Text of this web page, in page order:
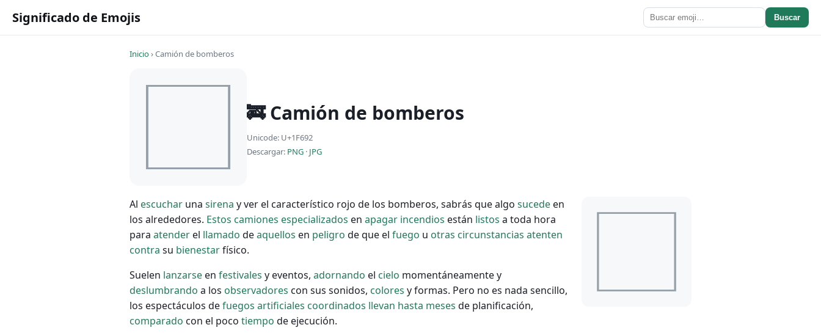
Significado de Emojis Buscar
Inicio›Camión de bomberos
🚒 Camión de bomberos
Unicode: U+1F692
Descargar: PNG · JPG
Al escuchar una sirena y ver el característico rojo de los bomberos, sabrás que algo sucedeen
los alrededores. Estos camiones especializados en apagar incendios están listos a toda hora
para atenderel llamado deaquellos en peligro de que el fuego u otras circunstancias atenten
contra su bienestarfísico.
Suelen lanzarseen festivales y eventos, adornando el cielo momentáneamente y
deslumbrando a los observadores con sus sonidos, colores y formas. Pero no es nada sencillo,
los espectáculos defuegos artificiales coordinados llevan hasta meses de planificación,
comparado con el poco tiempo de ejecución.